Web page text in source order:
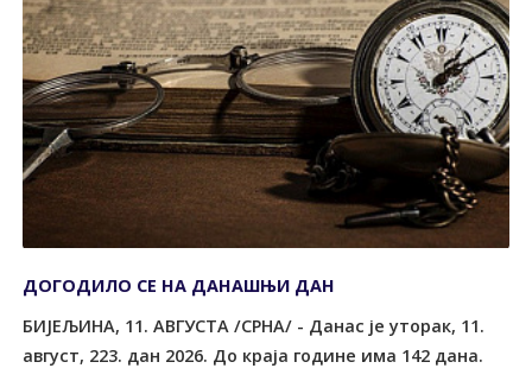
ДОГОДИЛО СЕ НА ДАНАШЊИ ДАН
БИЈЕЉИНА, 11. АВГУСТА /СРНА/ - Данас је уторак, 11.
август, 223. дан 2026. До краја године има 142 дана.